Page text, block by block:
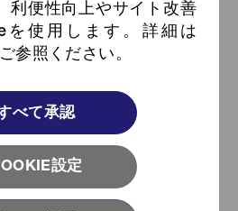
利便性向上やサイト改善
を使用します。詳細は
参照ください。
設定
べて承認